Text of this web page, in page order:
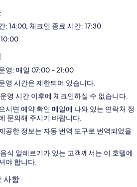
: 14:00, 체크인 종료 시간: 17:30
영: 매일 07:00 ~ 21:00
영 시간은 제한되어 있습니다.
영 시간 이후에 체크인하실 수 없습니다.
시면 예약 확인 메일에 나와 있는 연락처 정
문의해 주시기 바랍니다.
공한 정보는 자동 번역 도구로 번역되었을
식 알레르기가 있는 고객께서는 이 호텔에
야 합니다.
사항